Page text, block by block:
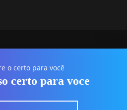
o certo para você
certo para voce